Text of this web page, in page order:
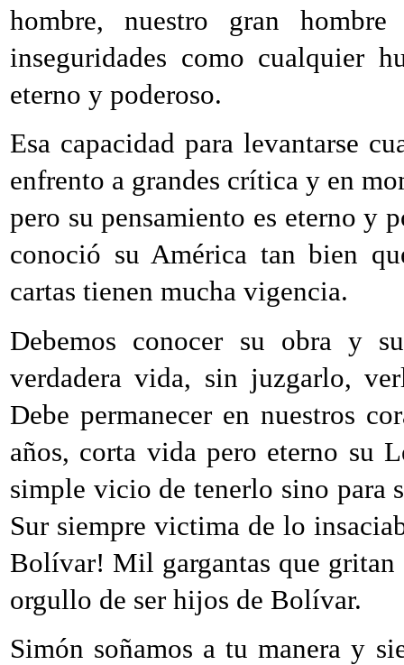
hombre, nuestro gran
inseguridades como cualquier
eterno y poderoso.
Esa capacidad para levantarse
enfrento a grandes crítica y en
pero su pensamiento es eterno y
conoció su América tan bien
cartas tienen mucha vigencia.
Debemos conocer su obra y
verdadera vida, sin juzgarlo,
Debe permanecer en nuestros
años, corta vida pero eterno su
simple vicio de tenerlo sino para
Sur siempre victima de lo
Bolívar! Mil gargantas que
orgullo de ser hijos de Bolívar.
Simón soñamos a tu manera y